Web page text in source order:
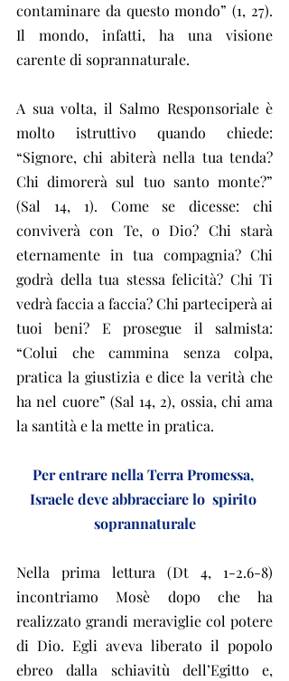
contaminare da questo mondo” (1, 27).
Il mondo, infatti, ha una visione
carente di soprannaturale.
A sua volta, il Salmo Responsoriale è
molto istruttivo quando chiede:
“Signore, chi abiterà nella tua tenda?
Chi dimorerà sul tuo santo monte?”
(Sal 14, 1). Come se dicesse: chi
conviverà con Te, o Dio? Chi starà
eternamente in tua compagnia? Chi
godrà della tua stessa felicità? Chi Ti
vedrà faccia a faccia? Chi parteciperà ai
tuoi beni? E prosegue il salmista:
“Colui che cammina senza colpa,
pratica la giustizia e dice la verità che
ha nel cuore” (Sal 14, 2), ossia, chi ama
la santità e la mette in pratica.
Per entrare nella Terra Promessa,
Israele deve abbracciare lo  spirito
soprannaturale
Nella prima lettura (Dt 4, 1-2.6-8)
incontriamo Mosè dopo che ha
realizzato grandi meraviglie col potere
di Dio. Egli aveva liberato il popolo
ebreo dalla schiavitù dell’Egitto e,